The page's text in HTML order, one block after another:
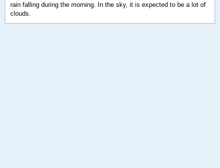
rain falling during the morning. In the sky, it is expected to be a lot of
clouds.